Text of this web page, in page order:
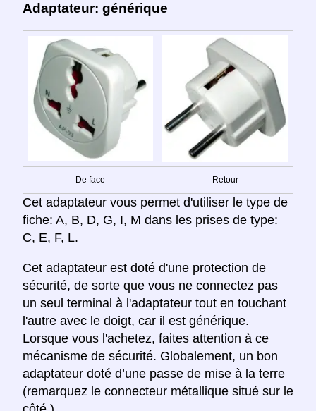
Adaptateur: générique
De face Retour
Cet adaptateur vous permet d'utiliser le type de
fiche: A, B, D, G, I, M dans les prises de type:
C, E, F, L.
Cet adaptateur est doté d'une protection de
sécurité, de sorte que vous ne connectez pas
un seul terminal à l'adaptateur tout en touchant
l'autre avec le doigt, car il est générique.
Lorsque vous l'achetez, faites attention à ce
mécanisme de sécurité. Globalement, un bon
adaptateur doté d’une passe de mise à la terre
(remarquez le connecteur métallique situé sur le